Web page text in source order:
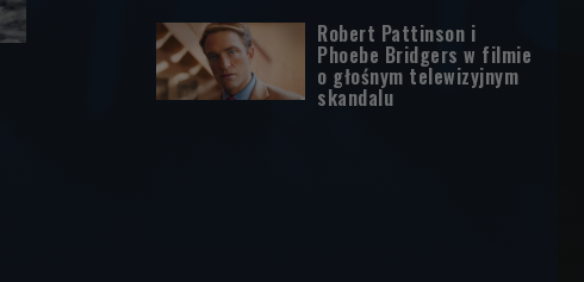
Robert Pattinson i
Phoebe Bridgers w filmie
o głośnym telewizyjnym
skandalu